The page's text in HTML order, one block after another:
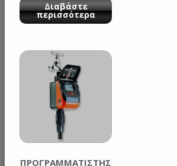
Διαβάστε
περισσότερα
ΠΡΟΓΡΑΜΜΑΤΙΣΤΗΣ